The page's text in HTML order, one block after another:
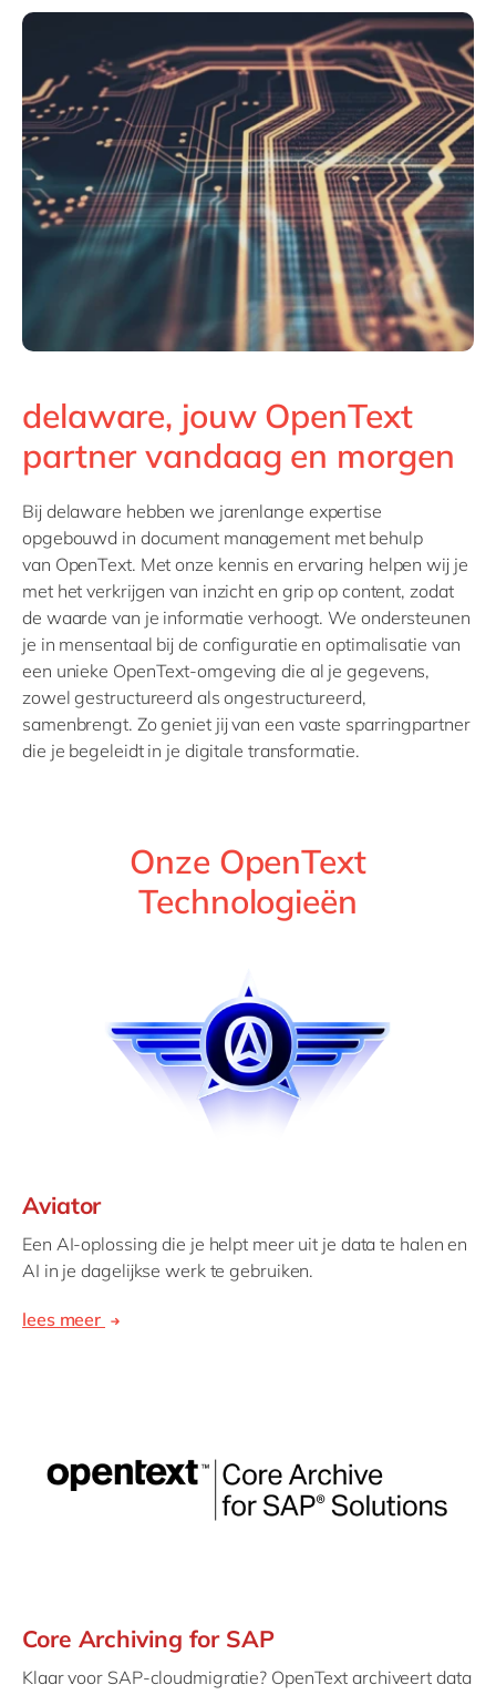
en
Switzerland
en
UK & Ireland
en
USA & Canada
en
delaware, jouw OpenText
partner vandaag en morgen
Bij delaware hebben we jarenlange expertise
opgebouwd in document managementmet behulp
van OpenText. Met onze kennis en ervaring helpen wij je
met het verkrijgen van inzicht en grip op content, zodat
de waarde van je informatie verhoogt.We ondersteunen
je in mensentaal bij de configuratie en optimalisatie van
een unieke OpenText-omgeving die al je gegevens,
zowel gestructureerd als ongestructureerd,
samenbrengt. Zo geniet jij van een vaste sparringpartner
die je begeleidt in je digitale transformatie.
Onze OpenText
Technologieën
Aviator
Een AI-oplossing die je helpt meer uit je data te halen en
AI in je dagelijkse werk te gebruiken.
lees meer
Core Archiving for SAP
Klaar voor SAP-cloudmigratie? OpenText archiveert data